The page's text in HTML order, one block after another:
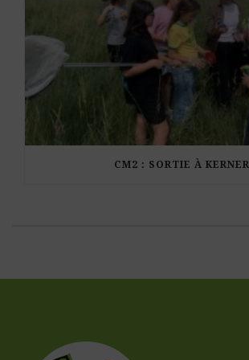
CM2 : SORTIE À KERNER